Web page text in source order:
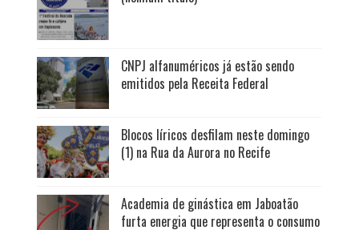
CNPJ alfanuméricos já estão sendo
emitidos pela Receita Federal
Blocos líricos desfilam neste domingo
(1) na Rua da Aurora no Recife
Academia de ginástica em Jaboatão
furta energia que representa o consumo